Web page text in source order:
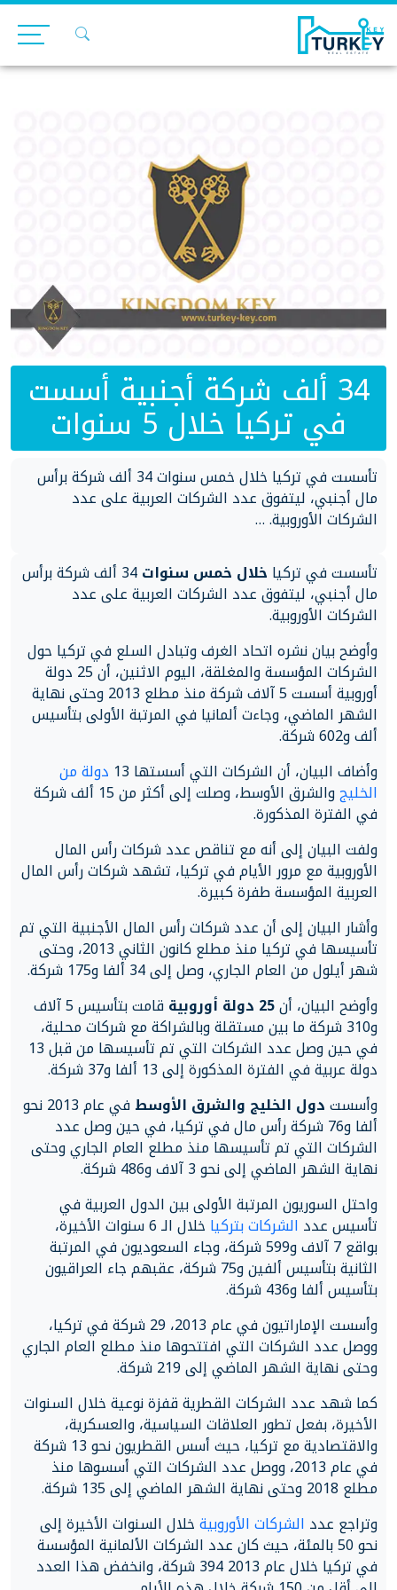
Skip
content
34 ألف شركة أجنبية أسست
في تركيا خلال 5 سنوات
تأسست في تركيا خلال خمس سنوات 34 ألف شركة برأس
مال أجنبي، ليتفوق عدد الشركات العربية على عدد
الشركات الأوروبية. …
تأسست في تركيا خلال خمس سنوات 34 ألف شركة برأس
مال أجنبي، ليتفوق عدد الشركات العربية على عدد
الشركات الأوروبية.
وأوضح بيان نشره اتحاد الغرف وتبادل السلع في تركيا حول
الشركات المؤسسة والمغلقة، اليوم الاثنين، أن 25 دولة
أوروبية أسست 5 آلاف شركة منذ مطلع 2013 وحتى نهاية
الشهر الماضي، وجاءت ألمانيا في المرتبة الأولى بتأسيس
ألف و602 شركة.
وأضاف البيان، أن الشركات التي أسستها 13
دولة من
الخليج والشرق الأوسط، وصلت إلى أكثر من 15 ألف شركة
في الفترة المذكورة.
ولفت البيان إلى أنه مع تناقص عدد شركات رأس المال
الأوروبية مع مرور الأيام في تركيا، تشهد شركات رأس المال
العربية المؤسسة طفرة كبيرة.
وأشار البيان إلى أن عدد شركات رأس المال الأجنبية التي تم
تأسيسها في تركيا منذ مطلع كانون الثاني 2013، وحتى
شهر أيلول من العام الجاري، وصل إلى 34 ألفا و175 شركة.
وأوضح البيان، أن25 دولة أوروبية قامت بتأسيس 5 آلاف
و310 شركة ما بين مستقلة وبالشراكة مع شركات محلية،
في حين وصل عدد الشركات التي تم تأسيسها من قبل 13
دولة عربية في الفترة المذكورة إلى 13 ألفا و37 شركة.
وأسستدول الخليج والشرق الأوسط في عام 2013 نحو
ألفا و76 شركة رأس مال في تركيا، في حين وصل عدد
الشركات التي تم تأسيسها منذ مطلع العام الجاري وحتى
نهاية الشهر الماضي إلى نحو 3 آلاف و486 شركة.
واحتل السوريون المرتبة الأولى بين الدول العربية في
تأسيس عدد الشركات بتركيا خلال الـ 6 سنوات الأخيرة،
بواقع 7 آلاف و599 شركة، وجاء السعوديون في المرتبة
الثانية بتأسيس ألفين و75 شركة، عقبهم جاء العراقيون
بتأسيس ألفا و436 شركة.
وأسست الإماراتيون في عام 2013، 29 شركة في تركيا،
ووصل عدد الشركات التي افتتحوها منذ مطلع العام الجاري
وحتى نهاية الشهر الماضي إلى 219 شركة.
كما شهد عدد الشركات القطرية قفزة نوعية خلال السنوات
الأخيرة، بفعل تطور العلاقات السياسية، والعسكرية،
والاقتصادية مع تركيا، حيث أسس القطريون نحو 13 شركة
في عام 2013، ووصل عدد الشركات التي أسسوها منذ
مطلع 2018 وحتى نهاية الشهر الماضي إلى 135 شركة.
وتراجع عدد الشركات الأوروبيةخلال السنوات الأخيرة إلى
نحو 50 بالمئة، حيث كان عدد الشركات الألمانية المؤسسة
في تركيا خلال عام 2013 394 شركة، وانخفض هذا العدد